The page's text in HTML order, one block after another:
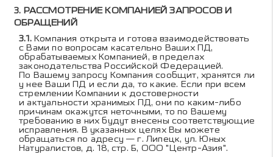
РАССМОТРЕНИЕ КОМПАНИЕЙ ЗАПРОСОВ И
ОБРАЩЕНИЙ
Компания открыта и готова взаимодействовать
с Вами по вопросам касательно Ваших ПД,
обрабатываемых Компанией, в пределах
законодательства Российской Федерацией.
По Вашему запросу Компания сообщит, хранятся ли
у нее Ваши ПД и если да, то какие. Если при всем
стремлении Компании к достоверности
и актуальности хранимых ПД, они по каким-либо
причинам окажутся неточными, то по Вашему
требованию в них будут внесены соответствующие
исправления. В указанных целях Вы можете
обращаться по адресу — г. Липецк, ул. Юных
Натуралистов, д. 18, стр. Б, ООО "Центр-Азия".